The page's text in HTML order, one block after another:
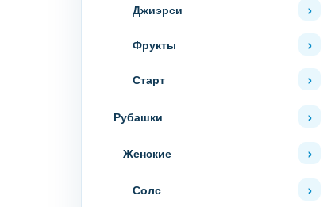
Джиэрси
Фрукты
Старт
Рубашки
Женские
Солс